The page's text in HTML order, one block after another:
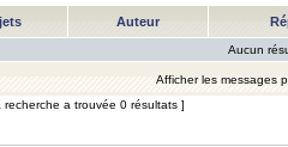
Auteur
Aucun
Afficher les messages
recherche a trouvée 0 résultats ]